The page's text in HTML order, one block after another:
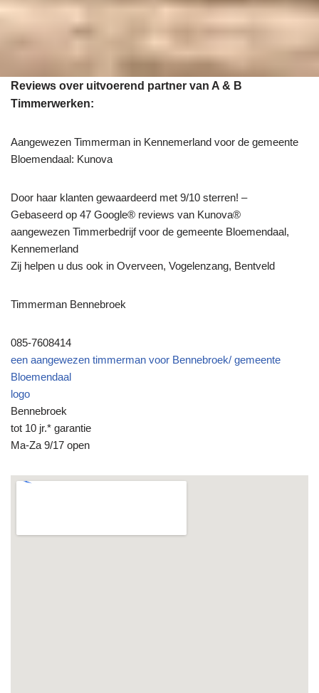
Reviews over uitvoerend partner van A & B
Timmerwerken:
Aangewezen Timmerman in Kennemerland voor de gemeente
Bloemendaal: Kunova
Door haar klanten gewaardeerd met 9/10 sterren! –
Gebaseerd op 47 Google® reviews van Kunova®
aangewezen Timmerbedrijf voor de gemeente Bloemendaal,
Kennemerland
Zij helpen u dus ook in Overveen, Vogelenzang, Bentveld
Timmerman Bennebroek
085-7608414
een aangewezen timmerman voor Bennebroek/ gemeente
Bloemendaal
logo
Bennebroek
tot 10 jr.* garantie
Ma-Za 9/17 open